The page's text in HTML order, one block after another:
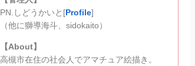
PN.しどうかいと[Profile]
（他に獅導海斗、sidokaito）
【About】
高槻市在住の社会人でアマチュア絵描き。